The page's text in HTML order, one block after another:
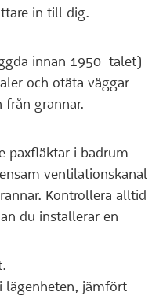
in till dig.
innan 1950-talet)
och otäta väggar
grannar.
paxfläktar i badrum
ventilationskanal
Kontrollera alltid
du installerar en
lägenheten, jämfört